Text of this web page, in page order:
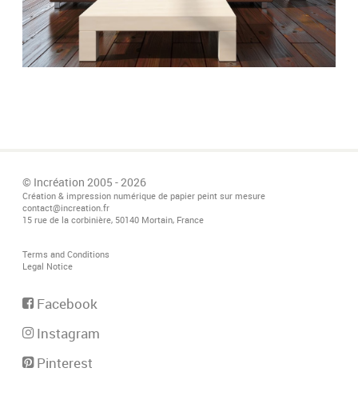
© Incréation 2005 - 2026
Création & impression numérique de papier peint sur mesure
contact@increation.fr
15 rue de la corbinière, 50140 Mortain, France
Terms and Conditions
Legal Notice
Facebook
Instagram
Pinterest